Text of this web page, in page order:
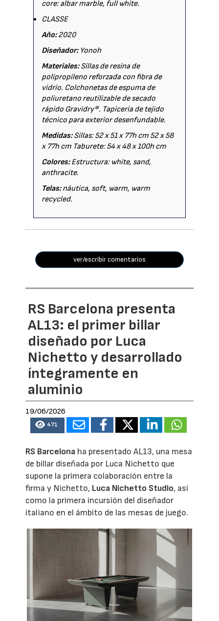
core: albar marble, full white.
CLASSE
Año:2020
Diseñador: Yonoh
Materiales:Sillas de resina de
polipropileno reforzada con fibra de
vidrio. Colchonetas de espuma de
poliuretano reutilizable de secado
rápido Gravidry®. Tapicería de tejido
técnico para exterior desenfundable.
Medidas:Sillas: 52 x 51 x 77h cm 52 x 58
x 77h cm Taburete: 54 x 48 x 100h cm
Colores:Estructura: white, sand,
anthracite.
Telas:náutica, soft, warm, warm
recycled.
ver/escribir comentarios
RS Barcelona presenta
AL13: el primer billar
diseñado por Luca
Nichetto y desarrollado
íntegramente en
aluminio
19/06/2026
471
RS Barcelona ha presentado AL13, una mesa
de billar diseñada por Luca Nichetto que
supone la primera colaboración entre la
firma y Nichetto, Luca Nichetto Studio, así
como la primera incursión del diseñador
italiano en el ámbito de las mesas de juego.